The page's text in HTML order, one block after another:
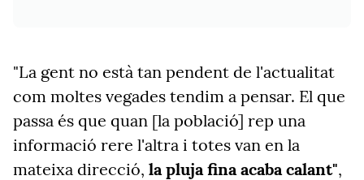
"La gent no està tan pendent de l'actualitat
com moltes vegades tendim a pensar. El que
passa és que quan [la població] rep una
informació rere l'altra i totes van en la
mateixa direcció, la pluja fina acaba calant",